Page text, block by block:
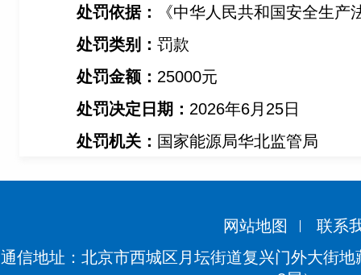
处罚依据：
《中华人民共和国安全生产
处罚类别： 罚款
处罚金额： 25000元
处罚决定日期： 2026年6月25日
处罚机关： 国家能源局华北监管局
网站地图
联系
通信地址：北京市西城区月坛街道复兴门外大街